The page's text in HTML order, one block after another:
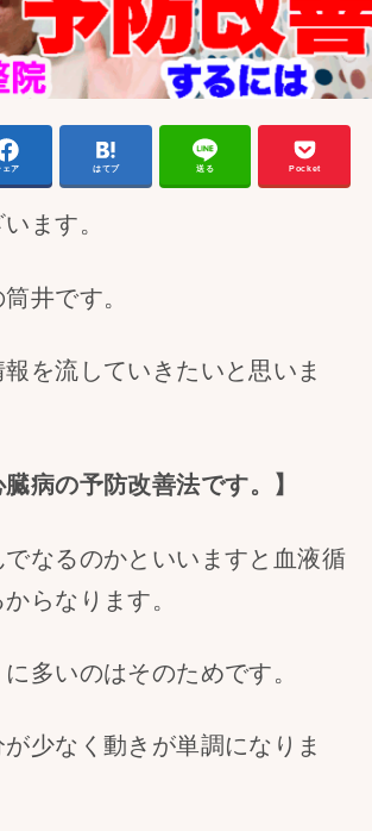
ェア はてブ 送る Pocket
ます。
井です。
を流していきたいと思いま
病の予防改善法です。】
なるのかといいますと血液循
らなります。
多いのはそのためです。
少なく動きが単調になりま